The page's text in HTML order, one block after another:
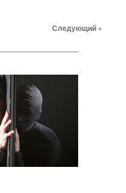
Следующий »